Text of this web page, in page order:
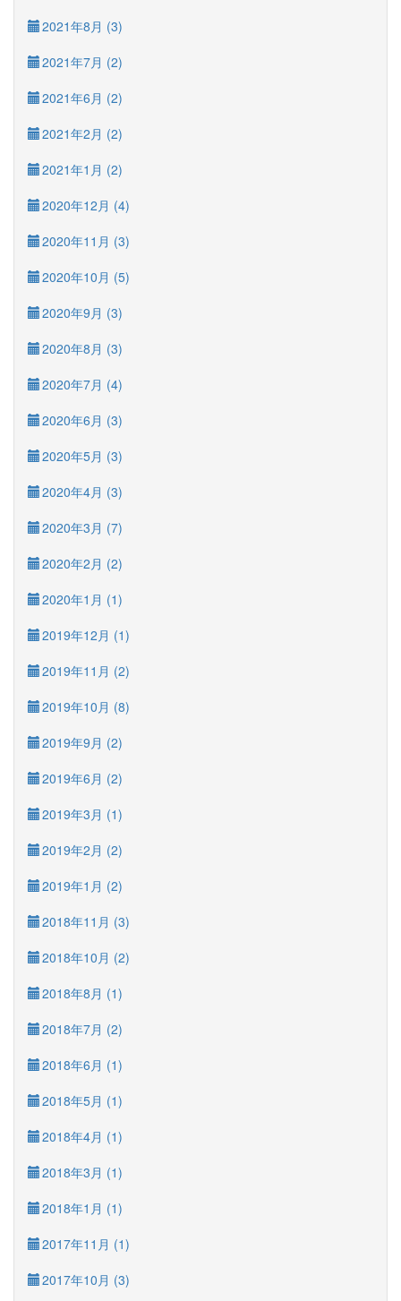
2021年8月 (3)
2021年7月 (2)
2021年6月 (2)
2021年2月 (2)
2021年1月 (2)
2020年12月 (4)
2020年11月 (3)
2020年10月 (5)
2020年9月 (3)
2020年8月 (3)
2020年7月 (4)
2020年6月 (3)
2020年5月 (3)
2020年4月 (3)
2020年3月 (7)
2020年2月 (2)
2020年1月 (1)
2019年12月 (1)
2019年11月 (2)
2019年10月 (8)
2019年9月 (2)
2019年6月 (2)
2019年3月 (1)
2019年2月 (2)
2019年1月 (2)
2018年11月 (3)
2018年10月 (2)
2018年8月 (1)
2018年7月 (2)
2018年6月 (1)
2018年5月 (1)
2018年4月 (1)
2018年3月 (1)
2018年1月 (1)
2017年11月 (1)
2017年10月 (3)